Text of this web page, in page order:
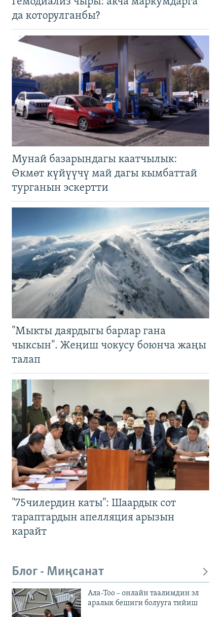
да которулганбы?
Мунай базарындагы каатчылык:
Өкмөт күйүүчү май дагы кымбаттай
турганын эскертти
"Мыкты даярдыгы барлар гана
чыксын". Жеңиш чокусу боюнча жаңы
талап
"75чилердин каты": Шаардык сот
тараптардын апелляция арызын
карайт
Блог - Миңсанат
Ала-Тоо – онлайн таалимдин эл
аралык бешиги болууга тийиш